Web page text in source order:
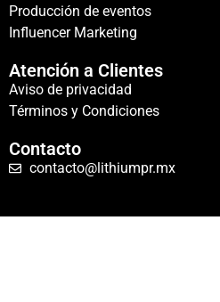
Producción de eventos
Influencer Marketing
Atención a Clientes
Aviso de privacidad
Términos y Condiciones
Contacto
contacto@lithiumpr.mx